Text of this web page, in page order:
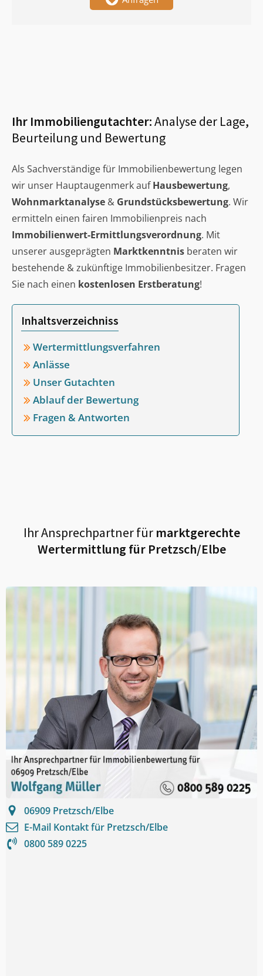
Ihr Immobiliengutachter:Analyse der Lage,
Beurteilung und Bewertung
Als Sachverständige für Immobilienbewertung legen
wir unser Hauptaugenmerk aufHausbewertung,
Wohnmarktanalyse & Grundstücksbewertung. Wir
ermitteln einen fairen Immobilienpreis nach
Immobilienwert-Ermittlungsverordnung. Mit
unserer ausgeprägten Marktkenntnis beraten wir
bestehende & zukünftige Immobilienbesitzer. Fragen
Sie nach einen kostenlosen Erstberatung!
Inhaltsverzeichniss
Wertermittlungsverfahren
Anlässe
Unser Gutachten
Ablauf der Bewertung
Fragen & Antworten
Ihr Ansprechpartner fürmarktgerechte
Wertermittlung für Pretzsch/Elbe
06909 Pretzsch/Elbe
E-Mail Kontakt für Pretzsch/Elbe
0800 589 0225